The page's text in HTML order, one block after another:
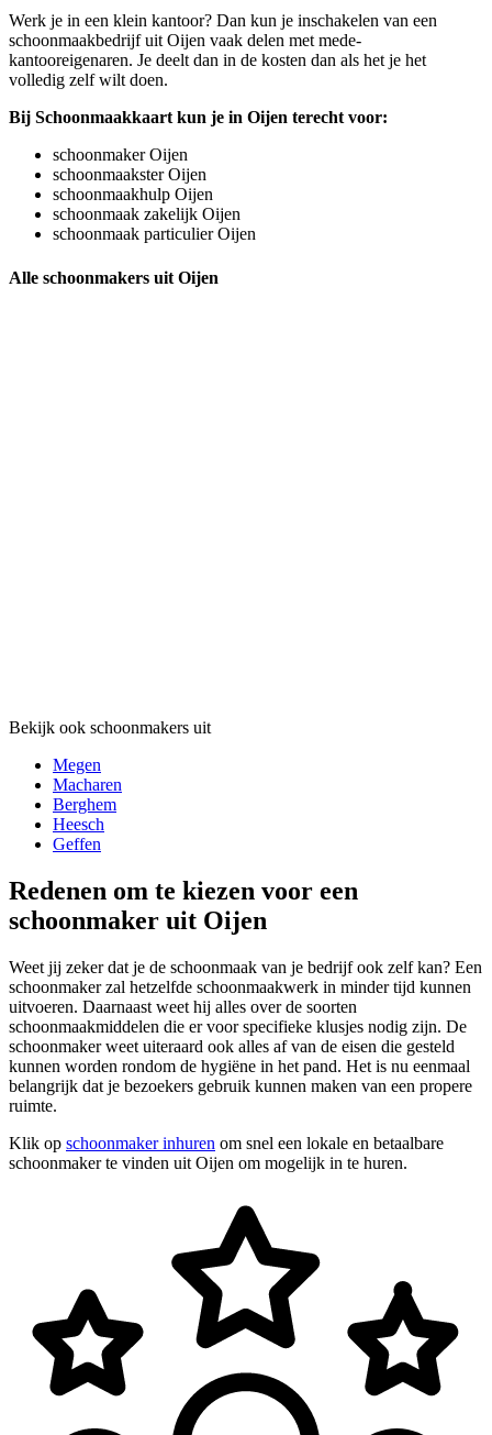
Werk je in een klein kantoor? Dan kun je inschakelen van een
schoonmaakbedrijf uit Oijen vaak delen met mede-
kantooreigenaren. Je deelt dan in de kosten dan als het je het
volledig zelf wilt doen.
Bij Schoonmaakkaart kun je in Oijen terecht voor:
schoonmaker Oijen
schoonmaakster Oijen
schoonmaakhulp Oijen
schoonmaak zakelijk Oijen
schoonmaak particulier Oijen
Alle schoonmakers uit Oijen
Bekijk ook schoonmakers uit
Megen
Macharen
Berghem
Heesch
Geffen
Redenen om te kiezen voor een
schoonmaker uit Oijen
Weet jij zeker dat je de schoonmaak van je bedrijf ook zelf kan? Een
schoonmaker zal hetzelfde schoonmaakwerk in minder tijd kunnen
uitvoeren. Daarnaast weet hij alles over de soorten
schoonmaakmiddelen die er voor specifieke klusjes nodig zijn. De
schoonmaker weet uiteraard ook alles af van de eisen die gesteld
kunnen worden rondom de hygiëne in het pand. Het is nu eenmaal
belangrijk dat je bezoekers gebruik kunnen maken van een propere
ruimte.
Klik op schoonmaker inhuren om snel een lokale en betaalbare
schoonmaker te vinden uit Oijen om mogelijk in te huren.